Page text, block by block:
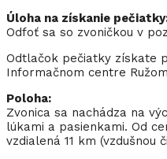
Úloha na získanie
Odfoť sa so zvoničkou v
Odtlačok pečiatky získate
Informačnom centre
Poloha:
Zvonica sa nachádza na
lúkami a pasienkami. Od
vzdialená 11 km (vzdušnou